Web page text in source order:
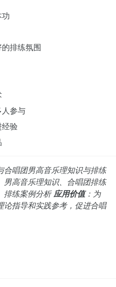
排练氛围
参与
验
合唱团男高音乐理知识与排练
男高音乐理知识、合唱团排练
排练案例分析应用价值：为
论指导和实践参考，促进合唱